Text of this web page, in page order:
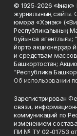
© 1925-2026
журналының сайты.
юмора «Хэнэк»
Республикаһының
буйынса агентлығы;
йорто акционерҙар
и средствам
Башкортостан;
"Республика
Об использовании
Зарегистрирован
связи,
коммуникаций по
изменением
ПИ № ТУ 02-01753 от